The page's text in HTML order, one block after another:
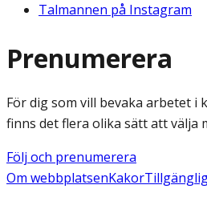
Talmannen på Instagram
Prenumerera
För dig som vill bevaka arbetet i
finns det flera olika sätt att välja
Följ och prenumerera
Om webbplatsenKakor